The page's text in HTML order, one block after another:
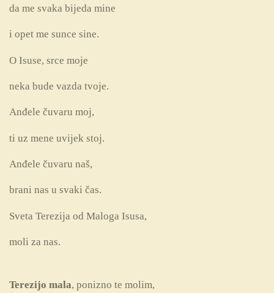
da me svaka bijeda mine
i opet me sunce sine.
O Isuse, srce moje
neka bude vazda tvoje.
Anđele čuvaru moj,
ti uz mene uvijek stoj.
Anđele čuvaru naš,
brani nas u svaki čas.
Sveta Terezija od Maloga Isusa,
moli za nas.
Terezijo mala, ponizno te molim,